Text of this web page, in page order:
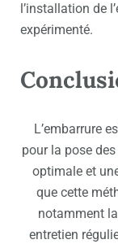
l’installation de
expérimenté.
L’embarrure
pour la pose
optimale et
que cette
notamment la
entretien